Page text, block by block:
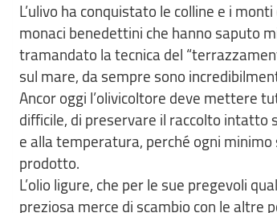
L’ulivo ha conquistato le colline e i
monaci benedettini che hanno saputo
tramandato la tecnica del
sul mare, da sempre sono
Ancor oggi l’olivicoltore deve mettere
difficile, di preservare il raccolto intatto
e alla temperatura, perché ogni
prodotto.
L’olio ligure, che per le sue pregevoli
preziosa merce di scambio con le altre